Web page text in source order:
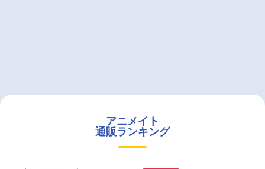
アニメイト
通販ランキング